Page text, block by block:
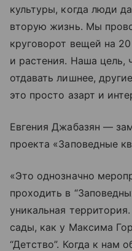
культуры, когда люди
вторую жизнь. Мы
круговорот вещей на
и растения. Наша цель,
отдавать лишнее,
это просто азарт и
Евгения Джабазян —
проекта «Заповедные
«Это однозначно
проходить в
уникальная
сады, как у Максима
“Детство”. Когда к нам